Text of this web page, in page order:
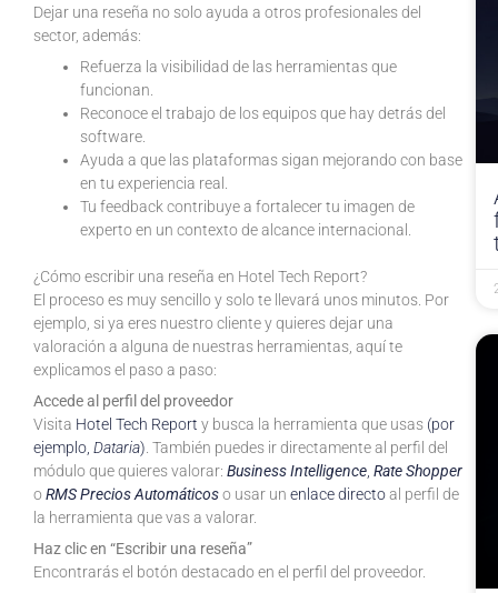
Dejar una reseña no solo ayuda a otros profesionales del
sector, además:
Refuerza la visibilidad de las herramientas que
funcionan.
Reconoce el trabajo de los equipos que hay detrás del
software.
Ayuda a que las plataformas sigan mejorando con base
en tu experiencia real.
Tu feedback contribuye a fortalecer tu imagen de
experto en un contexto de alcance internacional.
¿Cómo escribir una reseña en Hotel Tech Report?
El proceso es muy sencillo y solo te llevará unos minutos. Por
ejemplo, si ya eres nuestro cliente y quieres dejar una
valoración a alguna de nuestras herramientas, aquí te
explicamos el paso a paso:
Accede al perfil del proveedor
Visita Hotel Tech Report y busca la herramienta que usas (por
ejemplo, Dataria) . También puedes ir directamente al perfil del
módulo que quieres valorar: Business Intelligence Rate Shopper
o RMS Precios Automáticoso usar un enlace directoal perfil de
la herramienta que vas a valorar.
Haz clic en “Escribir una reseña”
Encontrarás el botón destacado en el perfil del proveedor.